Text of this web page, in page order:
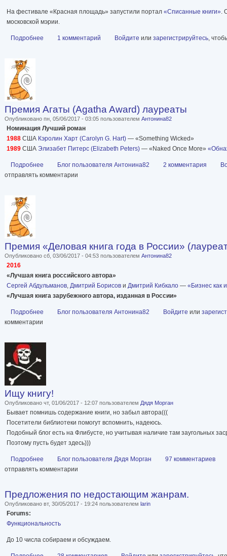
На фестивале «Красная площадь» запустили портал «Списанные книги».
московской мэрии.
Подробнее о В Москве запустили портал «Списанные книги»
1 комментарий Войдите или зарегистрируйтесь,
Премия Агаты (Agatha Award) лауреаты
Опубликовано пн, 05/06/2017 - 03:05 пользователем Антонина82
Номинация Лучший роман
1988 США Кэролин Харт (Carolyn G. Hart) — «Something Wicked»
1989 США Элизабет Питерс (Elizabeth Peters) — «Naked Once More»
Подробнее о Премия Агаты (Agatha Award) лауреаты
Блог пользователя Антонина82 2 комментария
отправлять комментарии
Премия «Деловая книга года в России»
Опубликовано сб, 03/06/2017 - 04:53 пользователем Антонина82
2016
«Лучшая книга российского автора»
Сергей Абдульманов, Дмитрий Борисов и Дмитрий Кибкало — «Бизнес как
«Лучшая книга зарубежного автора, изданная в России»
Подробнее о Премия «Деловая книга года в России» (лауреаты)
Блог пользователя Антонина82 Войдите или
комментарии
Ищу книгу!
Опубликовано чт, 01/06/2017 - 12:07 пользователем Дядя Морган
Бывает помнишь содержание книги, но забыл автора(((
Посетители библиотеки помогут вспомнить, надеюсь.
Подобный блог есть на Флибусте, но учитывая наличие там заугольных
Поэтому пусть будет здесь)))
Подробнее о Ищу книгу!
Блог пользователя Дядя Морган
97 комментариев
отправлять комментарии
Предложения по недостающим жанрам.
Опубликовано вт, 30/05/2017 - 19:24 пользователем larin
Forums:
Функциональность
До 10 числа собираем и обсуждаем.